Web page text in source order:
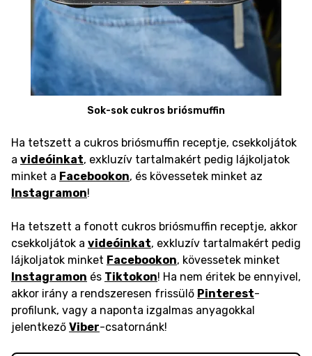
Sok-sok cukros briósmuffin
Ha tetszett a cukros briósmuffin receptje, csekkoljátok
a videóinkat, exkluzív tartalmakért pedig lájkoljatok
minket a Facebookon, és kövessetek minket az
Instagramon!
Ha tetszett a fonott cukros briósmuffin receptje, akkor
csekkoljátok a videóinkat, exkluzív tartalmakért pedig
lájkoljatok minket Facebookon, kövessetek minket
Instagramon és Tiktokon! Ha nem éritek be ennyivel,
akkor irány a rendszeresen frissülő Pinterest-
profilunk, vagy a naponta izgalmas anyagokkal
jelentkező Viber-csatornánk!